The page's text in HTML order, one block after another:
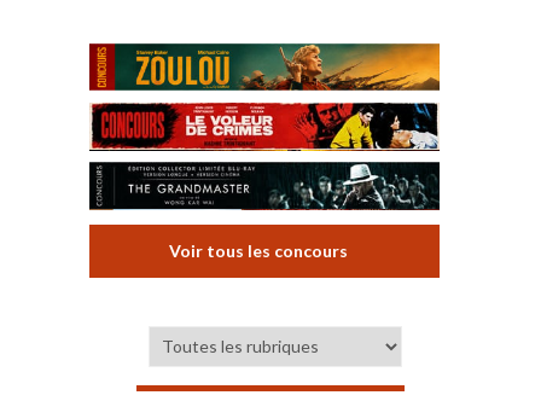
Voir tous les concours